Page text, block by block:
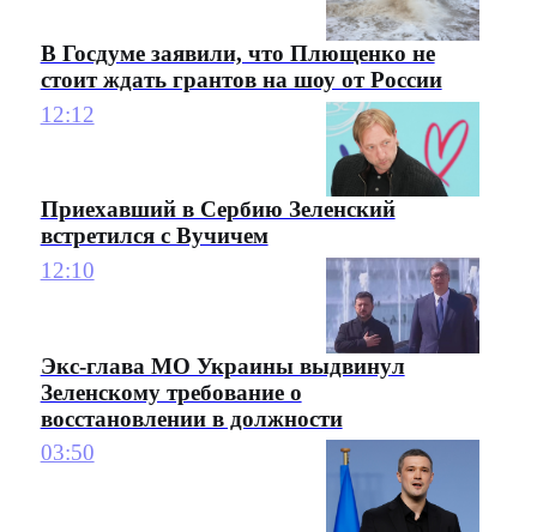
В Госдуме заявили, что Плющенко не
стоит ждать грантов на шоу от России
12:12
Приехавший в Сербию Зеленский
встретился с Вучичем
12:10
Экс-глава МО Украины выдвинул
Зеленскому требование о
восстановлении в должности
03:50